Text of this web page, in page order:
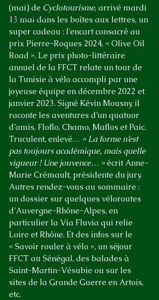
Sorties club
(mai) de Cyclotourisme, arrivé mardi
13 mai dans les boîtes aux lettres, un
super cadeau : l'encart consacré au
prix Pierre-Roques 2024, « Olive Oil
Road ». Le prix photo-littéraire
annuel de la FFCT relate un tour de
la Tunisie à vélo accompli par une
joyeuse équipe en décembre 2022 et
janvier 2023. Signé Kévin Mousny, il
raconte les aventures d’un quatuor
d’amis, Floflo, Chamo, Maflos et Paic.
Truculent, enlevé… « La forme n’est
pas toujours académique, mais quelle
vigueur ! Une jouvence… » écrit Anne-
Marie Crémault, présidente du jury.
Autres rendez-vous au sommaire :
un dossier sur quelques véloroutes
d’Auvergne-Rhône-Alpes, en
particulier la Via Fluvia qui relie
Loire et Rhône. Et des infos sur le
« Savoir rouler à vélo », un séjour
FFCT au Sénégal, des balades à
Saint-Martin-Vésubie ou sur les
sites de la Grande Guerre en Artois,
etc.